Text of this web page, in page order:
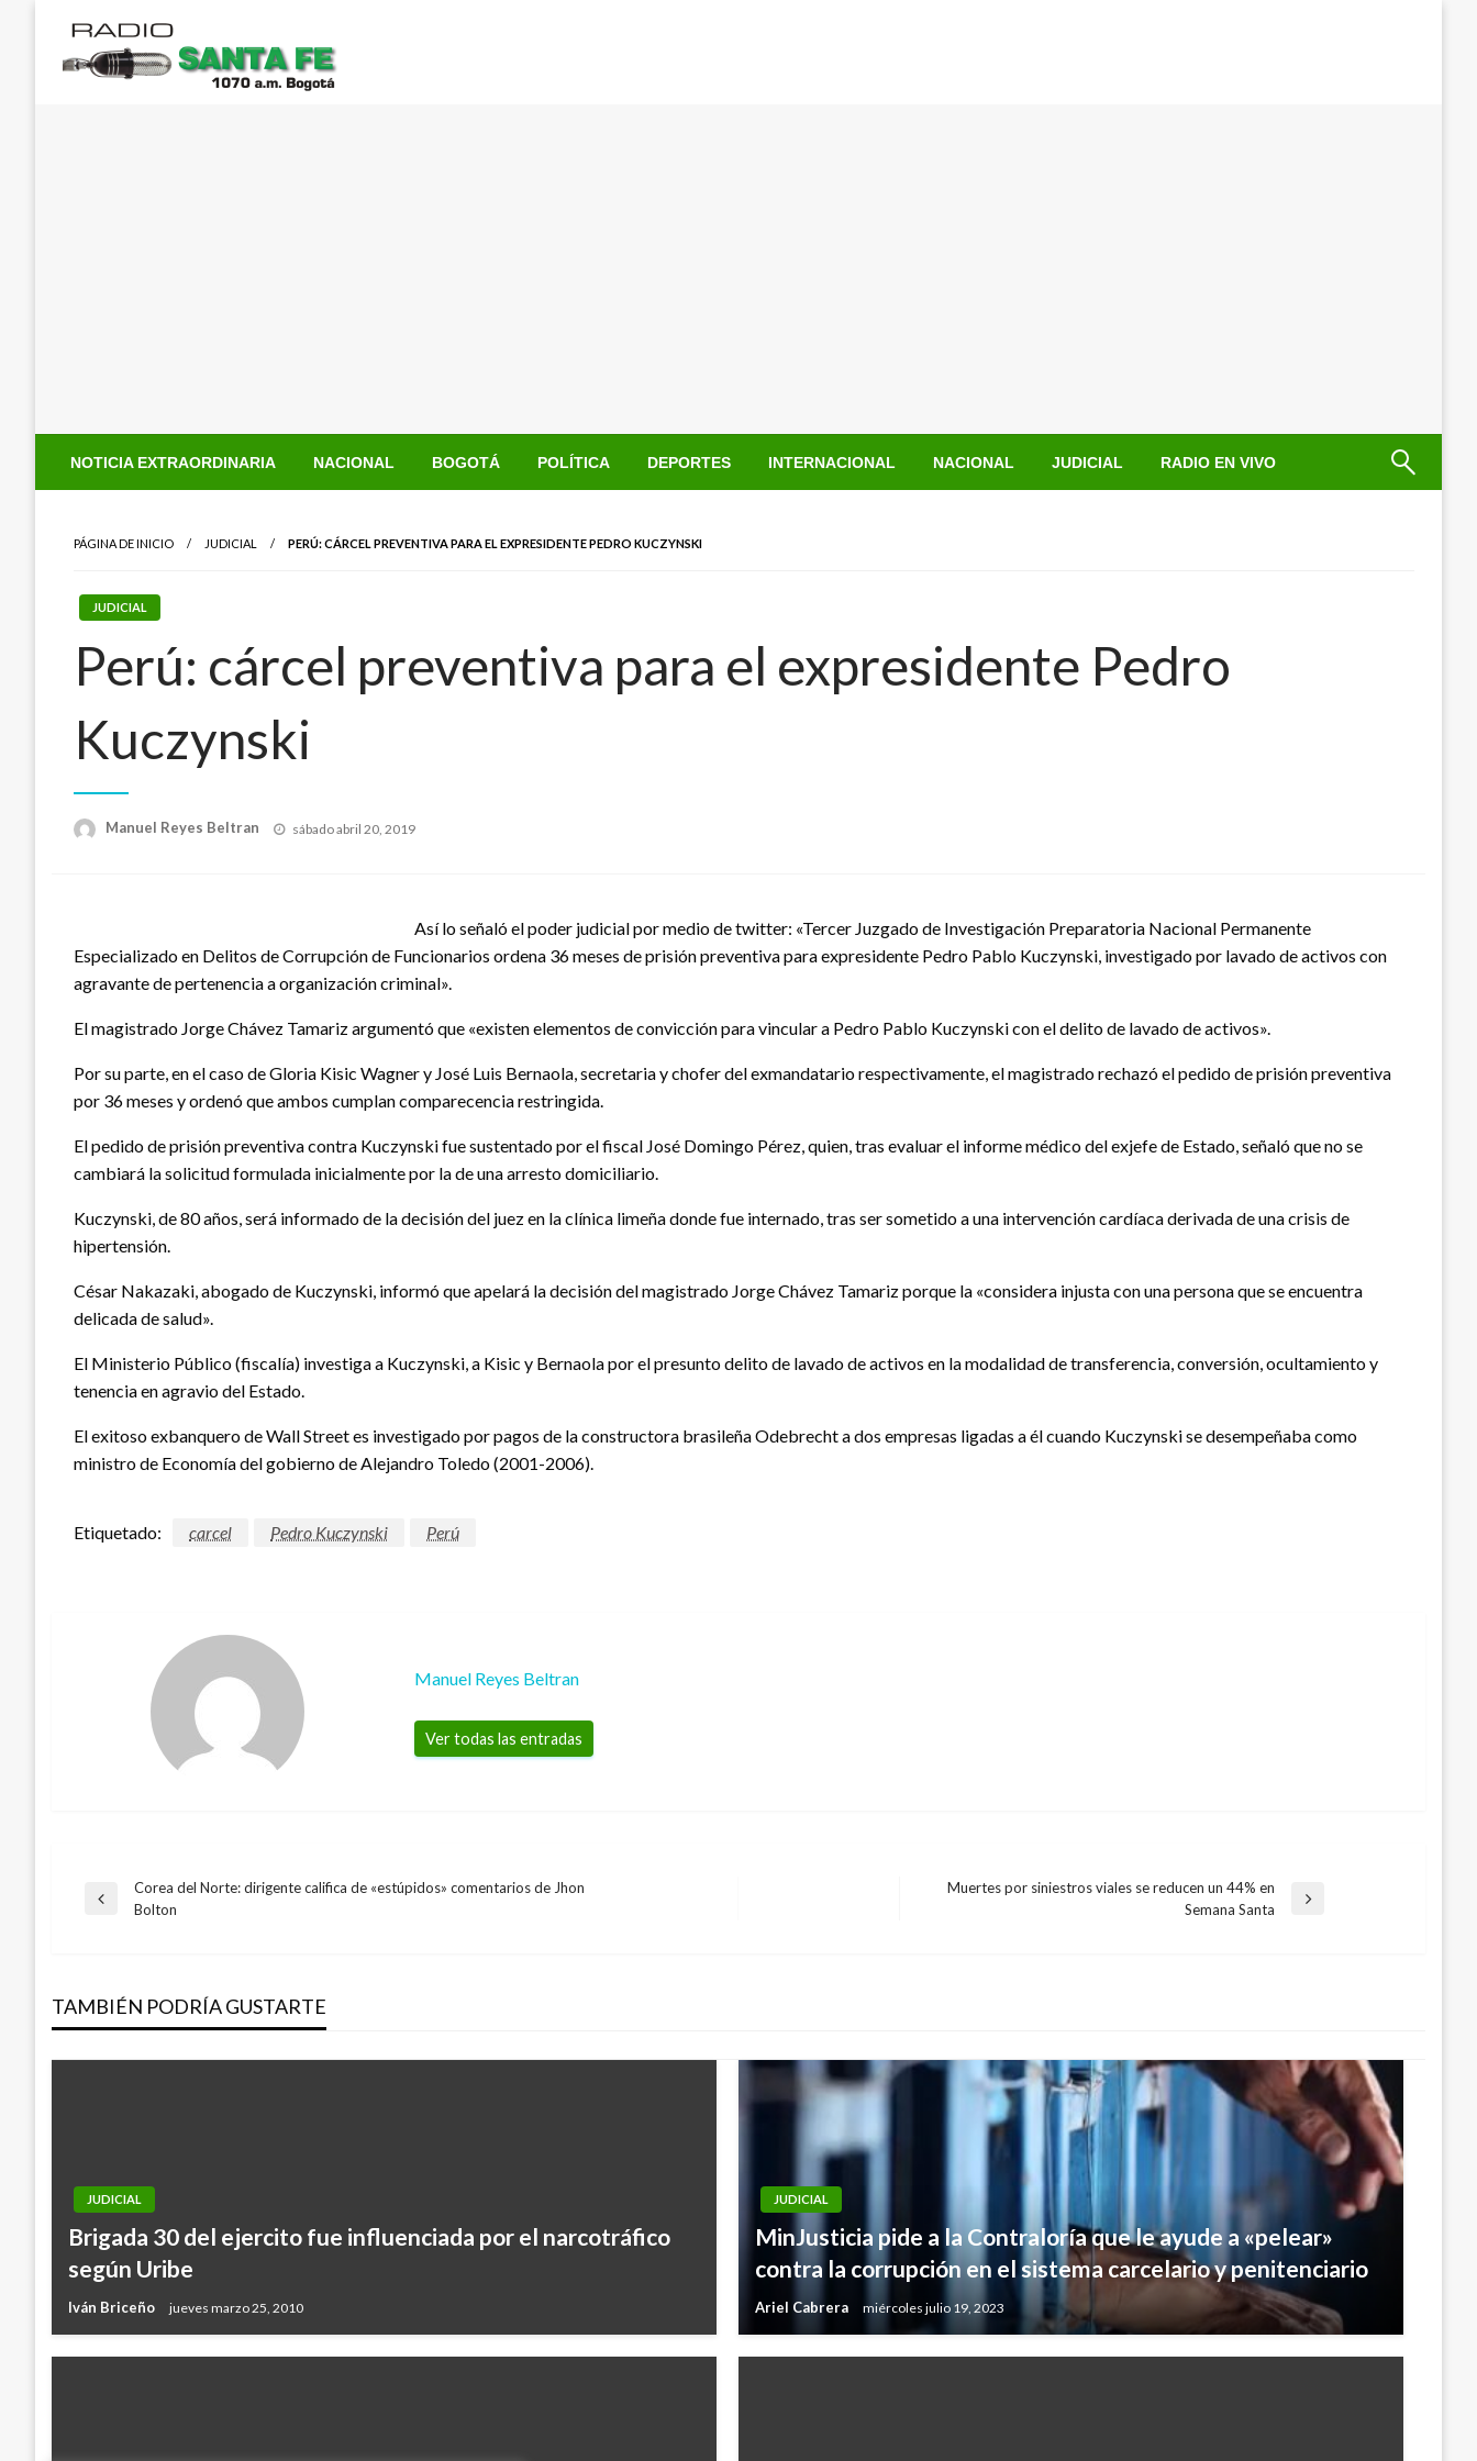
contenido
NOTICIA EXTRAORDINARIA NACIONAL BOGOTÁ POLÍTICA DEPORTES INTERNACIONAL NACIONAL JUDICIAL RADIO EN VIVO
PÁGINA DE INICIO JUDICIAL PERÚ: CÁRCEL PREVENTIVA PARA EL EXPRESIDENTE PEDRO KUCZYNSKI
JUDICIAL
Perú: cárcel preventiva para el expresidente Pedro
Kuczynski
Manuel Reyes Beltran
Publicado
sábado abril 20, 2019
Así lo señaló el poder judicial por medio de twitter: «Tercer Juzgado de Investigación Preparatoria Nacional Permanente
Especializado en Delitos de Corrupción de Funcionarios ordena 36 meses de prisión preventiva para expresidente Pedro Pablo Kuczynski, investigado por lavado de activos con
agravante de pertenencia a organización criminal».
El magistrado Jorge Chávez Tamariz argumentó que «existen elementos de convicción para vincular a Pedro Pablo Kuczynski con el delito de lavado de activos».
Por su parte, en el caso de Gloria Kisic Wagner y José Luis Bernaola, secretaria y chofer del exmandatario respectivamente, el magistrado rechazó el pedido de prisión preventiva
por 36 meses y ordenó que ambos cumplan comparecencia restringida.
El pedido de prisión preventiva contra Kuczynski fue sustentado por el fiscal José Domingo Pérez, quien, tras evaluar el informe médico del exjefe de Estado, señaló que no se
cambiará la solicitud formulada inicialmente por la de una arresto domiciliario.
Kuczynski, de 80 años, será informado de la decisión del juez en la clínica limeña donde fue internado, tras ser sometido a una intervención cardíaca derivada de una crisis de
hipertensión.
César Nakazaki, abogado de Kuczynski, informó que apelará la decisión del magistrado Jorge Chávez Tamariz porque la «considera injusta con una persona que se encuentra
delicada de salud».
El Ministerio Público (fiscalía) investiga a Kuczynski, a Kisic y Bernaola por el presunto delito de lavado de activos en la modalidad de transferencia, conversión, ocultamiento y
tenencia en agravio del Estado.
El exitoso exbanquero de Wall Street es investigado por pagos de la constructora brasileña Odebrecht a dos empresas ligadas a él cuando Kuczynski se desempeñaba como
ministro de Economía del gobierno de Alejandro Toledo (2001-2006).
Etiquetado: carcel Pedro Kuczynski Perú
Manuel Reyes Beltran
Ver todas las entradas
Navegación
entradas
Entrada
Corea del Norte: dirigente califica de «estúpidos» comentarios de Jhon
Bolton
Muertes por siniestros viales se reducen un 44% en
Semana Santa
TAMBIÉN PODRÍA GUSTARTE
JUDICIAL
Brigada 30 del ejercito fue influenciada por el narcotráfico
según Uribe
Iván Briceño jueves marzo 25, 2010
JUDICIAL
MinJusticia pide a la Contraloría que le ayude a «pelear»
contra la corrupción en el sistema carcelario y penitenciario
Ariel Cabrera miércoles julio 19, 2023